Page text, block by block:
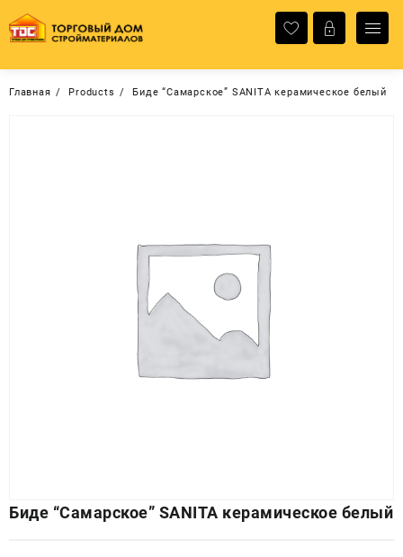
содержимому
Главная Products Биде “Самарское” SANITA керамическое белый
Биде “Самарское” SANITA керамическое белый